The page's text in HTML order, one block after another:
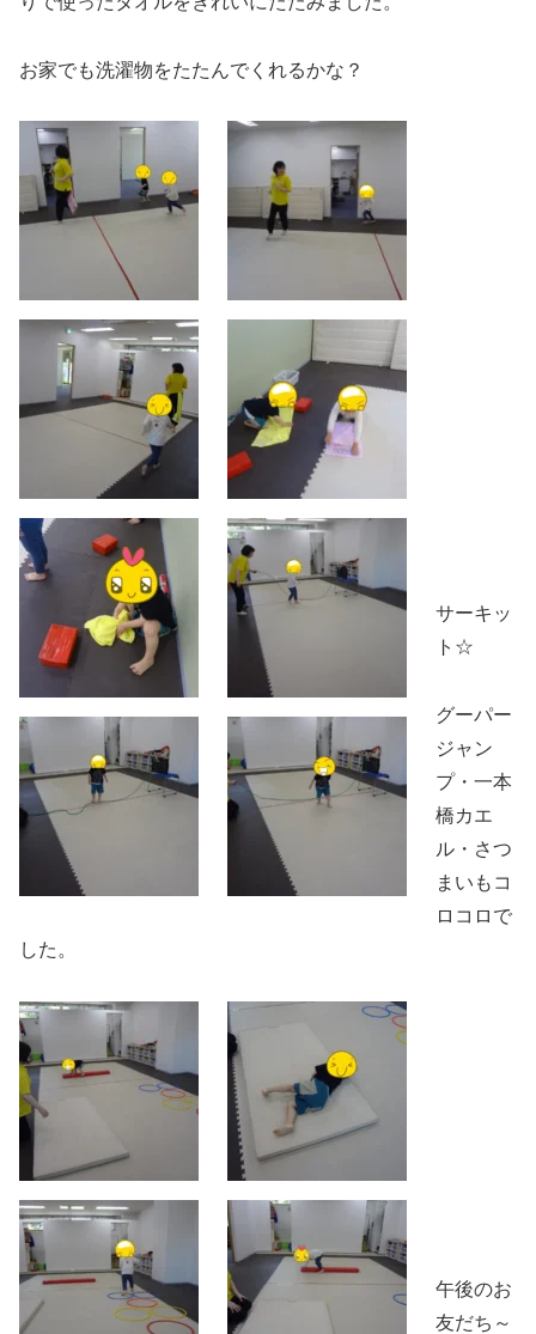
お家でも洗濯物をたたんでくれるかな？
サーキッ
ト☆
グーパー
ジャン
プ・一本
橋カエ
ル・さつ
まいもコ
ロコロで
した。
午後のお
友だち～